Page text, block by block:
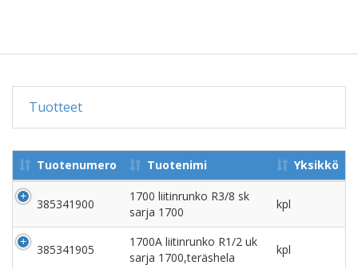
Tuotteet
Tuotenumero Tuotenimi Yksikkö
385341900
1700 liitinrunko R3/8 sk
sarja 1700
kpl
385341905
1700A liitinrunko R1/2 uk
sarja 1700,teräshela
kpl